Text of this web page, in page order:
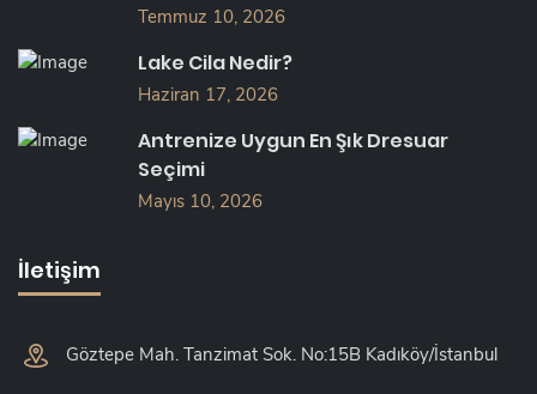
Temmuz 10, 2026
Lake Cila Nedir?
Haziran 17, 2026
Antrenize Uygun En Şık Dresuar
Seçimi
Mayıs 10, 2026
İletişim
Göztepe Mah. Tanzimat Sok. No:15B Kadıköy/İstanbul